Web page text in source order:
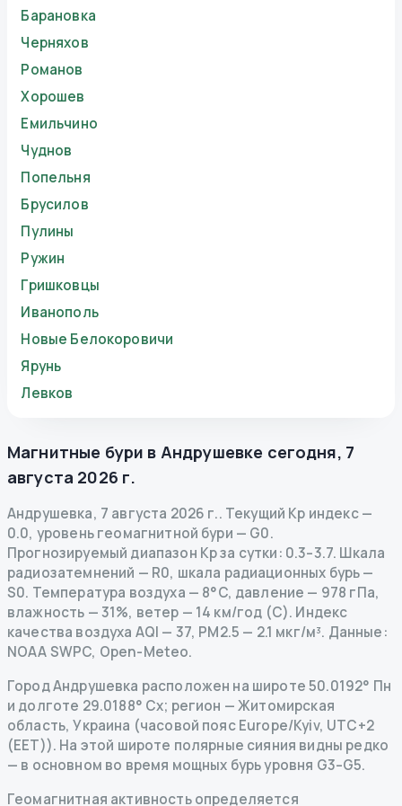
Барановка
Черняхов
Романов
Хорошев
Емильчино
Чуднов
Попельня
Брусилов
Пулины
Ружин
Гришковцы
Иванополь
Новые Белокоровичи
Ярунь
Левков
Магнитные бури в Андрушевке сегодня, 7
августа 2026 г.
Андрушевка, 7 августа 2026 г.. Текущий Kp индекс—
0.0, уровень геомагнитной бури — G0.
Прогнозируемый диапазон Kp за сутки: 0.3–3.7. Шкала
радиозатемнений — R0, шкала радиационных бурь—
S0. Температура воздуха — 8°C, давление — 978 гПа,
влажность — 31%, ветер — 14 км/год (С). Индекс
качества воздуха AQI — 37, PM2.5 — 2.1 мкг/м³. Данные:
NOAA SWPC, Open-Meteo.
Город Андрушевка расположен на широте 50.0192° Пн
и долготе 29.0188° Сх; регион — Житомирская
область, Украина (часовой пояс Europe/Kyiv, UTC+2
(EET)). На этой широте полярные сияния видны редко
— в основном во время мощных бурь уровня G3–G5.
Геомагнитная активность определяется